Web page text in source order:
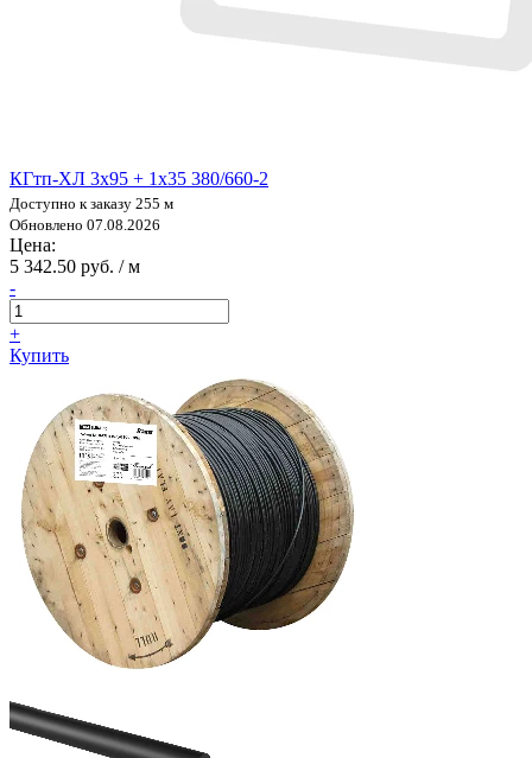
КГтп-ХЛ 3х95 + 1х35 380/660-2
Доступно к заказу 255 м
Обновлено 07.08.2026
Цена:
5 342.50 руб. / м
-
+
Купить